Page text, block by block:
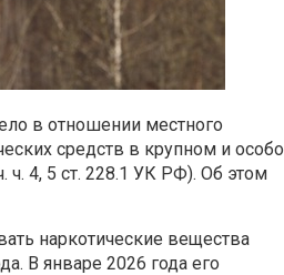
в отношении местного
средств в крупном и особо
ч. 4, 5 ст. 228.1 УК РФ). Об этом
наркотические вещества
В январе 2026 года его